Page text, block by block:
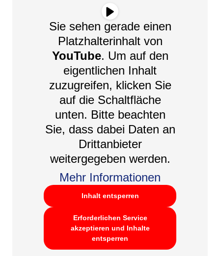
Sie sehen gerade einen
Platzhalterinhalt von
YouTube. Um auf den
eigentlichen Inhalt
zuzugreifen, klicken Sie
auf die Schaltfläche
unten. Bitte beachten
Sie, dass dabei Daten an
Drittanbieter
weitergegeben werden.
Mehr Informationen
Inhalt entsperren
Erforderlichen Service
akzeptieren und Inhalte
entsperren